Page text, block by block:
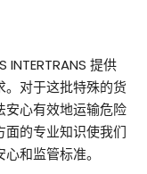
提供
。对于这批特殊的货
安心有效地运输危险
的专业知识使我们
和监管标准。